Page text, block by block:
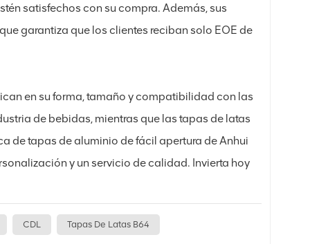
satisfechos con su compra. Además, sus
garantiza que los clientes reciban solo EOE de
en su forma, tamaño y compatibilidad con las
de bebidas, mientras que las tapas de latas
de tapas de aluminio de fácil apertura de Anhui
y un servicio de calidad. Invierta hoy
CDL Tapas De Latas B64